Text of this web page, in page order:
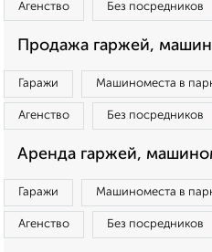
Агенство Без посредников
Продажа гаржей,
Гаражи Машиноместа в
Агенство Без посредников
Аренда гаржей,
Гаражи Машиноместа в
Агенство Без посредников